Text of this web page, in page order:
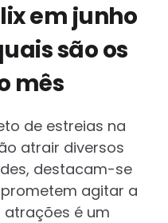
em junho
são os
mês
de estreias na
atrair diversos
destacam-se
agitar a
é um